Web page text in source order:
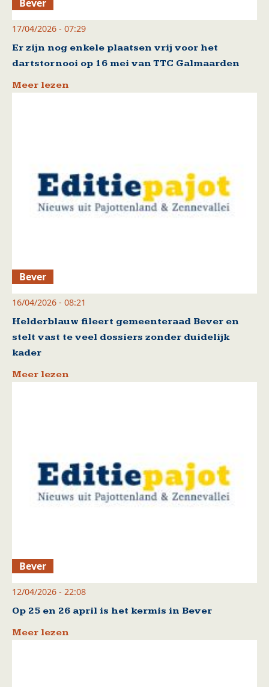
Bever
17/04/2026 - 07:29
Er zijn nog enkele plaatsen vrij voor het
dartstornooi op 16 mei van TTC Galmaarden
Meer lezen
Bever
16/04/2026 - 08:21
Helderblauw fileert gemeenteraad Bever en
stelt vast te veel dossiers zonder duidelijk
kader
Meer lezen
Bever
12/04/2026 - 22:08
Op 25 en 26 april is het kermis in Bever
Meer lezen